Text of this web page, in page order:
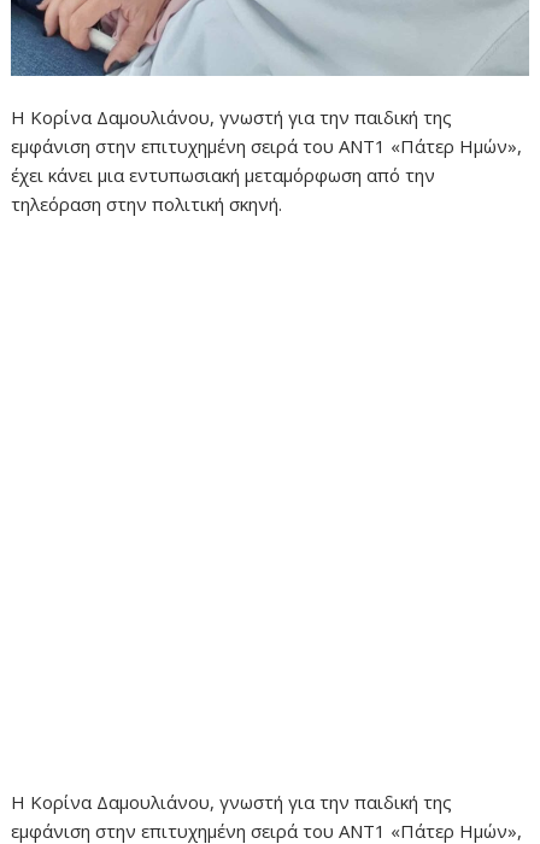
Η Κορίνα Δαμουλιάνου, γνωστή για την παιδική της
εμφάνιση στην επιτυχημένη σειρά του ANT1 «Πάτερ Ημών»,
έχει κάνει μια εντυπωσιακή μεταμόρφωση από την
τηλεόραση στην πολιτική σκηνή.
Η Κορίνα Δαμουλιάνου, γνωστή για την παιδική της
εμφάνιση στην επιτυχημένη σειρά του ANT1 «Πάτερ Ημών»,